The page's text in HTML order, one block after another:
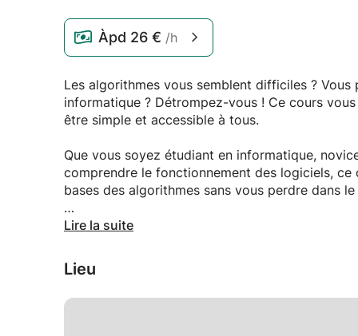
Àpd 26 € /h
Les algorithmes vous semblent difficiles ?
informatique ? Détrompez-vous ! Ce cours
être simple et accessible à tous.
Que vous soyez étudiant en informatique,
comprendre le fonctionnement des logiciels,
bases des algorithmes sans vous perdre dans
Ce que vous allez apprendre :
Conception d'algorithmes : Apprenez à
logiques.
Structures de contrôle : Maîtrisez les
Lire la suite
Lieu